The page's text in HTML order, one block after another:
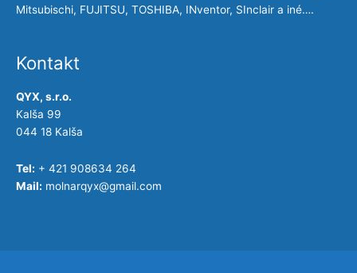
Mitsubischi, FUJITSU, TOSHIBA, INventor, SInclair a iné….
Kontakt
QYX, s.r.o.
Kalša 99
044 18 Kalša
Tel: + 421 908634 264
Mail: molnarqyx@gmail.com